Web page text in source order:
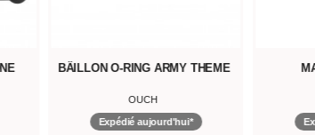
BÂILLON O-RING ARMY THEME
OUCH
Expédié aujourd'hui*